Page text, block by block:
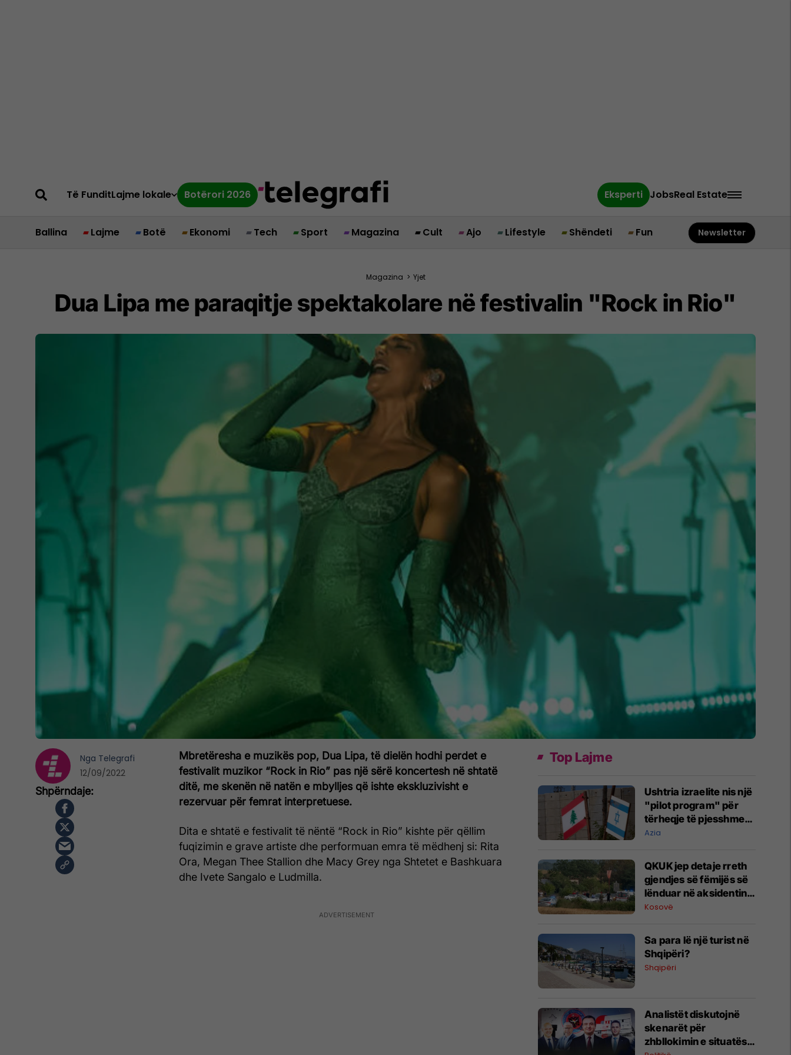
Të FunditLajme lokale Botërori 2026 Eksperti JobsReal Estate
Ballina Lajme Botë Ekonomi Tech Sport Magazina Cult Ajo Lifestyle Shëndeti Fun Newsletter
Magazina > Yjet
Dua Lipa me paraqitje spektakolare në festivalin "Rock in Rio"
Mbretëresha e muzikës pop, Dua Lipa, të dielën hodhi perdet e
festivalit muzikor “Rock in Rio” pas një sërë koncertesh në shtatë
ditë, me skenën në natën e mbylljes që ishte ekskluzivisht e
rezervuar për femrat interpretuese.
Dita e shtatë e festivalit të nëntë “Rock in Rio” kishte për qëllim
fuqizimin e grave artiste dhe performuan emra të mëdhenj si: Rita
Ora, Megan Thee Stallion dhe Macy Grey nga Shtetet e Bashkuara
dhe Ivete Sangalo e Ludmilla.
Nga Telegrafi
12/09/2022
Top Lajme
Ushtria izraelite nis një
"pilot program" për
tërheqje të pjesshme
në Liban
Azia
QKUK jep detaje rreth
gjendjes së fëmijës së
lënduar në aksidentin
në Istog
Kosovë
Sa para lë një turist në
Shqipëri?
Shqipëri
Analistët diskutojnë
skenarët për
zhbllokimin e situatës